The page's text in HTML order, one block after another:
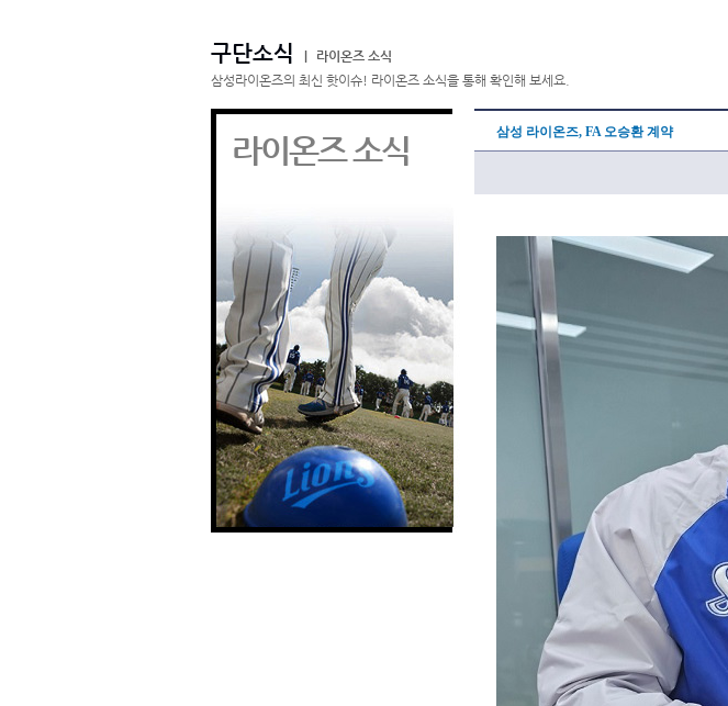
구단소식
라이온즈 소식
삼성라이온즈의 최신 핫이슈! 라이온즈 소식을 통해 확인해 보세요.
라이온즈 소식 삼성 라이온즈, FA 오승환 계약